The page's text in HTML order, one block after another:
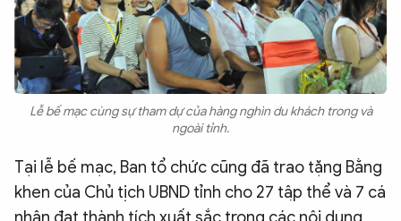
Lễ bế mạc cùng sự tham dự của hàng nghìn du khách trong và
ngoài tỉnh.
Tại lễ bế mạc, Ban tổ chức cũng đã trao tặng Bằng
khen của Chủ tịch UBND tỉnh cho 27 tập thể và 7 cá